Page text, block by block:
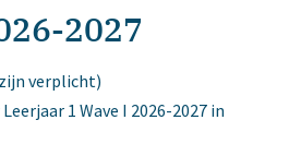
2027
verplicht)
1 Wave I 2026-2027 in